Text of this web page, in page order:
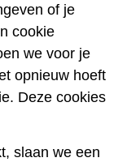
of je
cookie
we voor je
opnieuw hoeft
Deze cookies
slaan we een